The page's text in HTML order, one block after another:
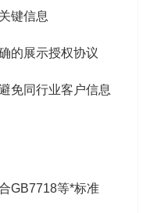
键信息
的展示授权协议
免同行业客户信息
GB7718等*标准